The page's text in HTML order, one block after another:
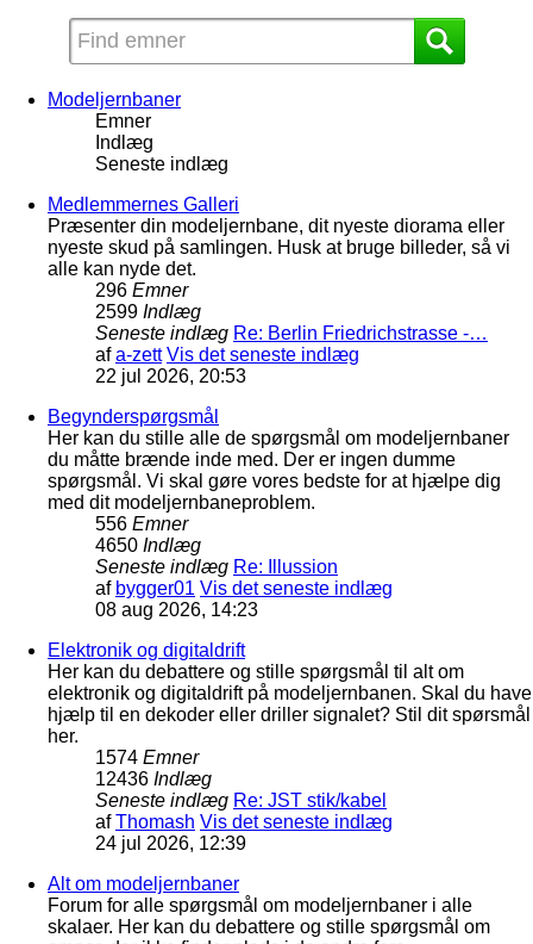
Modeljernbaner
Emner
Indlæg
Seneste indlæg
Medlemmernes Galleri
Præsenter din modeljernbane, dit nyeste diorama eller
nyeste skud på samlingen. Husk at bruge billeder, så vi
alle kan nyde det.
296 Emner
2599 Indlæg
Seneste indlæg Re: Berlin Friedrichstrasse -…
afa-zett Vis det seneste indlæg
22 jul 2026, 20:53
Begynderspørgsmål
Her kan du stille alle de spørgsmål om modeljernbaner
du måtte brænde inde med. Der er ingen dumme
spørgsmål. Vi skal gøre vores bedste for at hjælpe dig
med dit modeljernbaneproblem.
556 Emner
4650 Indlæg
Seneste indlæg Re: Illussion
af bygger01 Vis det seneste indlæg
08 aug 2026, 14:23
Elektronik og digitaldrift
Her kan du debattere og stille spørgsmål til alt om
elektronik og digitaldrift på modeljernbanen. Skal du have
hjælp til en dekoder eller driller signalet? Stil dit spørsmål
her.
1574 Emner
12436 Indlæg
Seneste indlæg Re: JST stik/kabel
afThomash Vis det seneste indlæg
24 jul 2026, 12:39
Alt om modeljernbaner
Forum for alle spørgsmål om modeljernbaner i alle
skalaer. Her kan du debattere og stille spørgsmål om